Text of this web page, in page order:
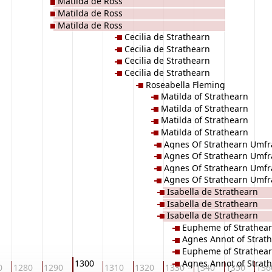
1280 1290 1300 1310 1320 1330 1340 1350
Matilda de Ross
Matilda de Ross
Cecilia de Strathearn
Cecilia de Strathearn
Cecilia de Strathearn
Cecilia de Strathearn
Roseabella Fleming
Matilda of Strathearn
Matilda of Strathearn
Matilda of Strathearn
Matilda of Strathearn
Agnes Of Strathearn
Agnes Of Strathearn
Agnes Of Strathearn
Agnes Of Strathearn
Isabella de Strathearn
Isabella de Strathearn
Isabella de Strathearn
Eupheme of
Agnes Annot of
Eupheme of
Agnes Annot of